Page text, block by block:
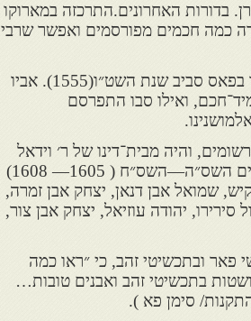
בדורות האחרונים.התרכזה במארוקו
כמה חכמים מפורסמים ואפשר שרבי
רבי אהרן אבן חיים ב״ר אברהם ב״ר שמואל, נולד בפאס סביב שנת השט״ו(1555). אביו
ואילו סבו התפרסם
העיר הרשומים, והיה מבית־דינו של ר׳ וידאל
הצרפתי. חתום על תקנות מספר שנתקנו בין השנים השס״ה—השס״ח ( 1605— 1608)
שמואל אבן דנאן, יצחק אבן זמרה,
יהודה עוזיאל, יצחק אבן צור,
פאר ובתכשיטי זהב, כי ״ראו כמה
בתכשיטי זהב ואבנים טובות…
סימן פא ).